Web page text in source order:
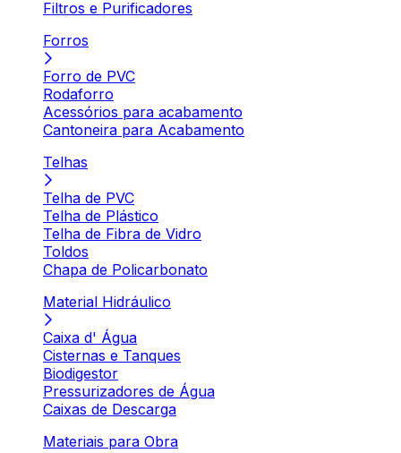
Filtros e Purificadores
Forros
Forro de PVC
Rodaforro
Acessórios para acabamento
Cantoneira para Acabamento
Telhas
Telha de PVC
Telha de Plástico
Telha de Fibra de Vidro
Toldos
Chapa de Policarbonato
Material Hidráulico
Caixa d' Água
Cisternas e Tanques
Biodigestor
Pressurizadores de Água
Caixas de Descarga
Materiais para Obra